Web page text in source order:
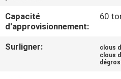
CONTACTEZ-
NOUS
Capacité
d'approvisionnement:
60
Surligner: clous
clous